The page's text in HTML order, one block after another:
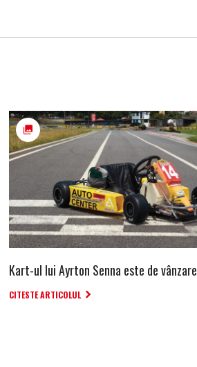
Kart-ul lui Ayrton Senna este de vânzare
CITESTE ARTICOLUL